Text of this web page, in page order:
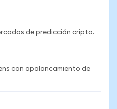
de predicción cripto.
con apalancamiento de